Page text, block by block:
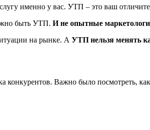
именно у вас. УТП – это ваш
быть УТП. И не опытные
на рынке. А УТП нельзя менять
Важно было посмотреть,